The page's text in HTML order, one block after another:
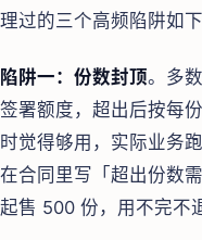
理过的三个高频陷阱如下
陷阱一：份数封顶。多
签署额度，超出后按每
时觉得够用，实际业务
在合同里写「超出份数
起售 500 份，用不完不